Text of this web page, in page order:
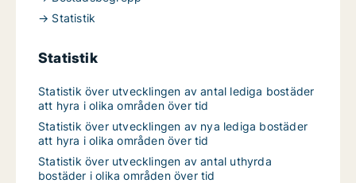
→ Statistik
Statistik
Statistik över utvecklingen av antal lediga bostäder
att hyra i olika områden över tid
Statistik över utvecklingen av nya lediga bostäder
att hyra i olika områden över tid
Statistik över utvecklingen av antal uthyrda
bostäder i olika områden över tid